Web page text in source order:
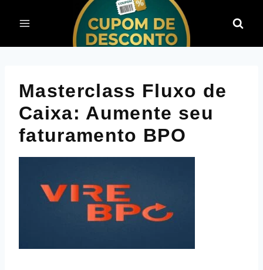
para
o
Masterclass Fluxo de
Caixa: Aumente seu
faturamento BPO